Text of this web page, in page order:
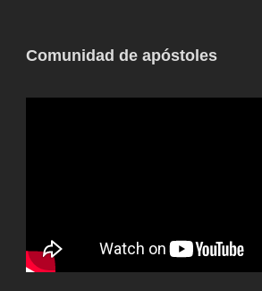
Comunidad de apóstoles